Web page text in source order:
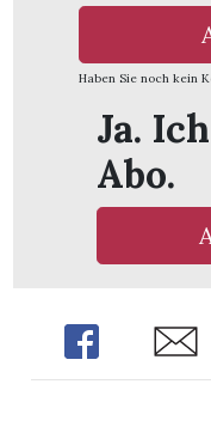
Haben Sie noch kein
Ja.
Abo.
Share Share